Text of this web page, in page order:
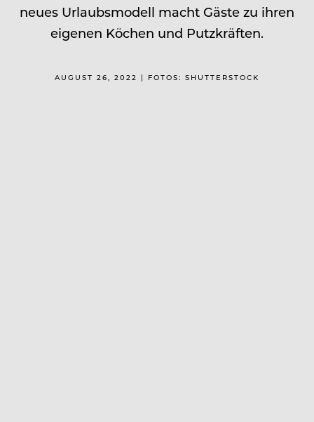
neues Urlaubsmodell macht Gäste zu ihren
eigenen Köchen und Putzkräften.
AUGUST 26, 2022 | FOTOS: SHUTTERSTOCK